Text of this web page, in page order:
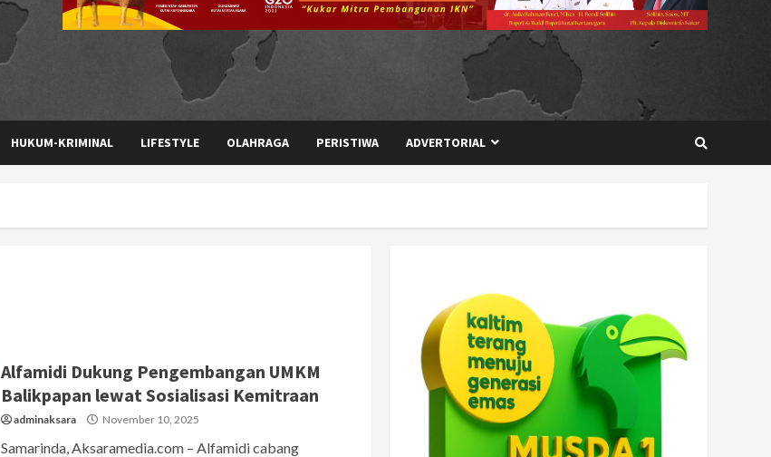
HUKUM-KRIMINAL LIFESTYLE OLAHRAGA PERISTIWA ADVERTORIAL
Alfamidi Dukung Pengembangan UMKM
Balikpapan lewat Sosialisasi Kemitraan
adminaksara November 10, 2025
Samarinda, Aksaramedia.com – Alfamidi cabang